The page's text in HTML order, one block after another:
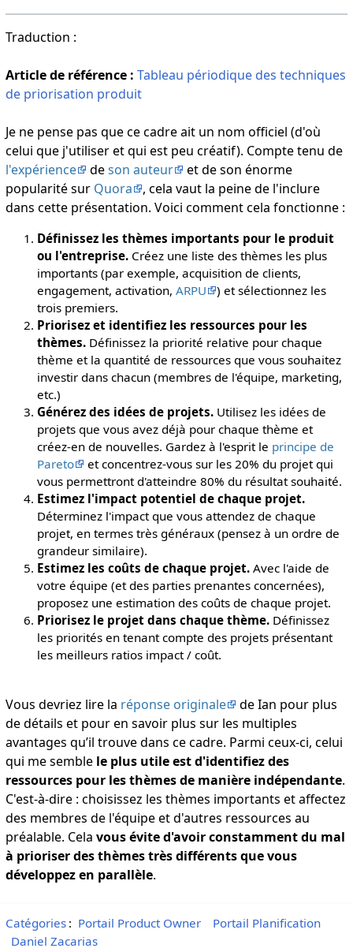
Traduction :
Article de référence : Tableau périodique des techniques
de priorisation produit
Je ne pense pas que ce cadre ait un nom officiel (d'où
celui que j'utiliser et qui est peu créatif). Compte tenu de
l'expérience
deson auteur
et de son énorme
popularité sur Quora
, cela vaut la peine de l'inclure
dans cette présentation. Voici comment cela fonctionne :
Définissez les thèmes importants pour le produit
ou l'entreprise.Créez une liste des thèmes les plus
importants (par exemple, acquisition de clients,
engagement, activation, ARPU
) et sélectionnez les
trois premiers.
Priorisez et identifiez les ressources pour les
thèmes.Définissez la priorité relative pour chaque
thème et la quantité de ressources que vous souhaitez
investir dans chacun (membres de l'équipe, marketing,
etc.)
Générez des idées de projets.Utilisez les idées de
projets que vous avez déjà pour chaque thème et
créez-en de nouvelles. Gardez à l'esprit le principe de
Pareto
et concentrez-vous sur les 20% du projet qui
vous permettront d'atteindre 80% du résultat souhaité.
Estimez l'impact potentiel de chaque projet.
Déterminez l'impact que vous attendez de chaque
projet, en termes très généraux (pensez à un ordre de
grandeur similaire).
Estimez les coûts de chaque projet.Avec l'aide de
votre équipe (et des parties prenantes concernées),
proposez une estimation des coûts de chaque projet.
Priorisez le projet dans chaque thème.Définissez
les priorités en tenant compte des projets présentant
les meilleurs ratios impact / coût.
Vous devriez lire la réponse originale
de Ian pour plus
de détails et pour en savoir plus sur les multiples
avantages qu’il trouve dans ce cadre. Parmi ceux-ci, celui
qui me semble le plus utile est d'identifiez des
ressources pour les thèmes de manière indépendante.
C'est-à-dire : choisissez les thèmes importants et affectez
des membres de l'équipe et d'autres ressources au
préalable. Cela vous évite d'avoir constamment du mal
à prioriser des thèmes très différents que vous
développez en parallèle.
Catégories: Portail Product Owner
Portail Planification
Daniel Zacarias